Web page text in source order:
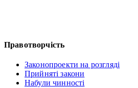
Правотворчість
Законопроекти на розгляді
Прийняті закони
Набули чинності